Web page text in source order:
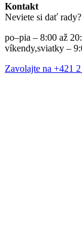
Kontakt
Neviete si dať
po–pia – 8:00 až
víkendy,sviatky –
Zavolajte na +421